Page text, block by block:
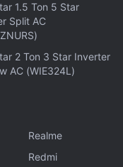
8GB RAM +
रुपये में लिस्ट
128GB स्टोरेज
किया गया है।
1.5 Ton 5 Star
Split AC
2 Ton 3 Star Inverter
AC (WIE324L)
Realme
Redmi